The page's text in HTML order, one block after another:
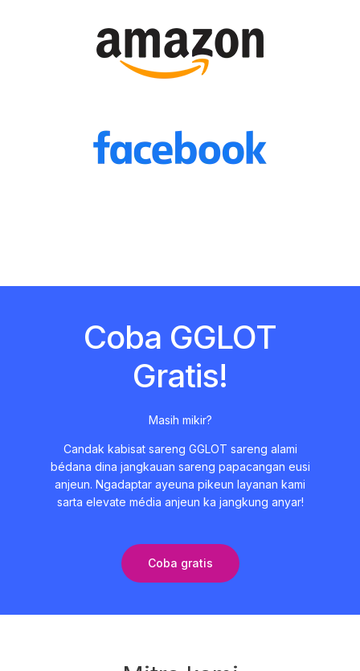
Coba GGLOT
Gratis!
Masih mikir?
Candak kabisat sareng GGLOT sareng alami
bédana dina jangkauan sareng papacangan eusi
anjeun. Ngadaptar ayeuna pikeun layanan kami
sarta elevate média anjeun ka jangkung anyar!
Coba gratis